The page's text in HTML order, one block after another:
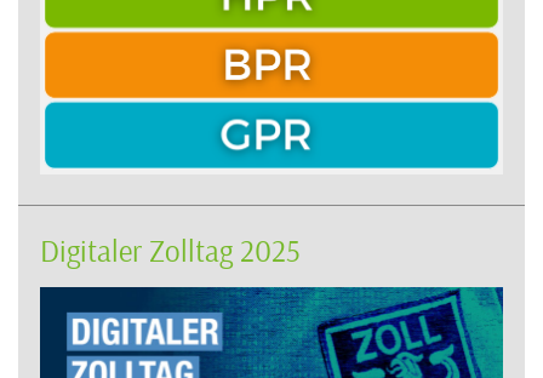
Digitaler Zolltag 2025